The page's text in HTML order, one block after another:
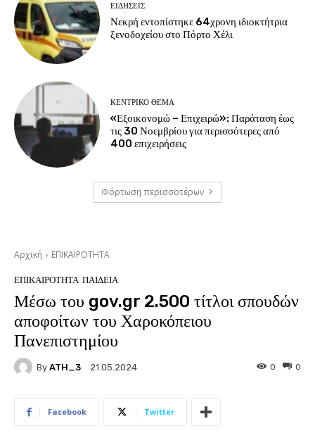
ΕΙΔΗΣΕΙΣ
Νεκρή εντοπίστηκε 64χρονη ιδιοκτήτρια
ξενοδοχείου στο Πόρτο Χέλι
ΚΕΝΤΡΙΚΟ ΘΕΜΑ
«Εξοικονομώ – Επιχειρώ»: Παράταση έως
τις 30 Νοεμβρίου για περισσότερες από
400 επιχειρήσεις
Φόρτωση περισσοτέρων